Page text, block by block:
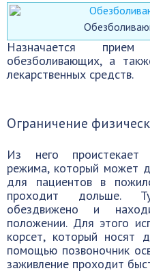
Назначается прием
обезболивающих, а
лекарственных средств.
Ограничение
Из него проистекает
режима, который может
для пациентов в
проходит дольше.
обездвижено и
положении. Для этого
корсет, который носят
помощью позвоночник
заживление проходит